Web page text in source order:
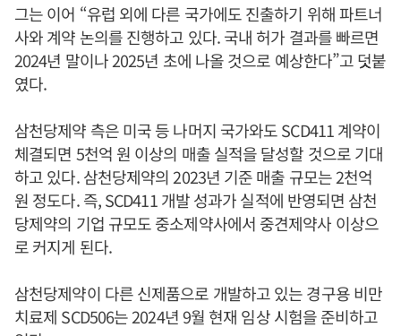
그는 이어 “유럽 외에 다른 국가에도 진출하기 위해 파트너
사와 계약 논의를 진행하고 있다. 국내 허가 결과를 빠르면
2024년 말이나 2025년 초에 나올 것으로 예상한다”고 덧붙
였다.
삼천당제약 측은 미국 등 나머지 국가와도 SCD411 계약이
체결되면 5천억 원 이상의 매출 실적을 달성할 것으로 기대
하고 있다. 삼천당제약의 2023년 기준 매출 규모는 2천억
원 정도다. 즉, SCD411 개발 성과가 실적에 반영되면 삼천
당제약의 기업 규모도 중소제약사에서 중견제약사 이상으
로 커지게 된다.
삼천당제약이 다른 신제품으로 개발하고 있는 경구용 비만
치료제 SCD506는 2024년 9월 현재 임상 시험을 준비하고